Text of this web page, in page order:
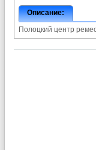
Описание:
Полоцкий центр